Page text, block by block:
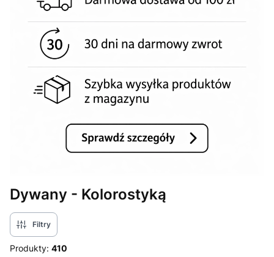
Dywany - Kolorostyką
Filtry
Produkty: 410